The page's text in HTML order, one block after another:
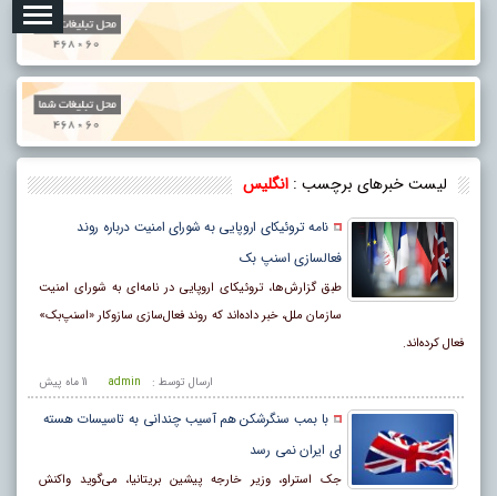
لیست خبرهای برچسب : انگلیس
نامه تروئیکای اروپایی به شورای امنیت درباره روند
فعالسازی اسنپ بک
طبق گزارش‌ها، تروئیکای اروپایی در نامه‌ای به شورای امنیت
سازمان ملل، خبر داده‌اند که روند فعال‌سازی سازوکار «اسنپ‌بک»
فعال کرده‌اند.
11 ماه پيش ارسال توسط : admin
با بمب سنگرشکن هم آسیب چندانی به تاسیسات هسته
ای ایران نمی رسد
جک استراو، وزیر خارجه پیشین بریتانیا، می‌گوید واکنش